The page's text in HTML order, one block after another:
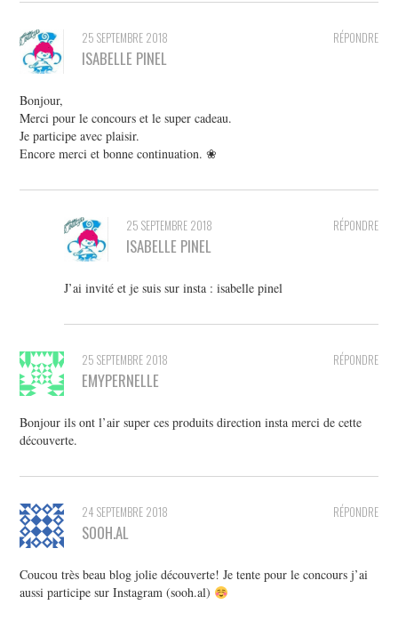
RÉPONDRE
25 SEPTEMBRE 2018
ISABELLE PINEL
Bonjour,
Merci pour le concours et le super cadeau.
Je participe avec plaisir.
Encore merci et bonne continuation. ❀
RÉPONDRE
25 SEPTEMBRE 2018
ISABELLE PINEL
J’ai invité et je suis sur insta : isabelle pinel
RÉPONDRE
25 SEPTEMBRE 2018
EMYPERNELLE
Bonjour ils ont l’air super ces produits direction insta merci de cette
découverte.
RÉPONDRE
24 SEPTEMBRE 2018
SOOH.AL
Coucou très beau blog jolie découverte! Je tente pour le concours j’ai
aussi participe sur Instagram (sooh.al)